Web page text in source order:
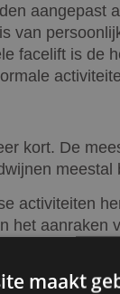
van
facelift is de
kort. De
meestal
activiteiten
het aanraken
effect
en de
maakt